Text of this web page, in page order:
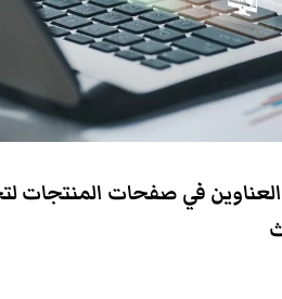
في صفحات المنتجات